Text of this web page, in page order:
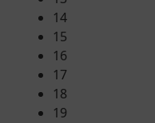
14
15
16
17
18
19